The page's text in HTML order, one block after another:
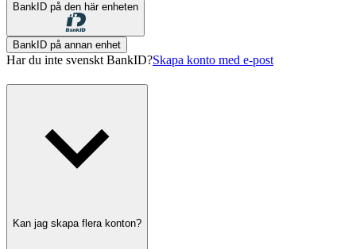
BankID på den här enheten
BankID på annan enhet
Har du inte svenskt BankID?Skapa konto med e-post
Kan jag skapa flera konton?